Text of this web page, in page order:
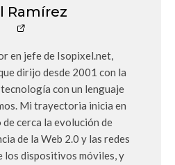
Ramírez
en jefe de Isopixel.net,
dirijo desde 2001 con la
con un lenguaje
Mi trayectoria inicia en
cerca la evolución de
de la Web 2.0 y las redes
los dispositivos móviles, y